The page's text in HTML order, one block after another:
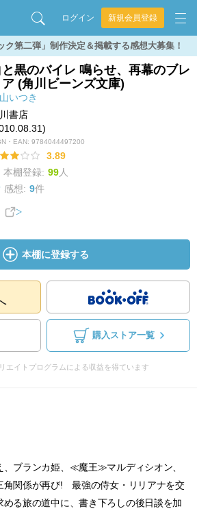
ログイン 新規会員登録
ク第二弾」制作決定＆掲載する感想大募集！
と黒のバイレ 鳴らせ、再幕のブレ
ア (角川ビーンズ文庫)
いつき
書店
・EAN: 9784044497200
3.89
本棚登録: 99人
感想: 9件
本棚に登録する
購入ストア一覧
エイトプログラムによる収益を得ています
、ブランカ姫、≪魔王≫マルディシオン、
角関係が再び! 最強の侍女・リリアナを交
める旅の道中に、書き下ろしの後日談を加